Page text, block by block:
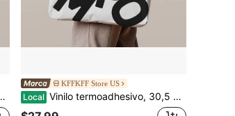
KFFKFF Store US
Local Vinilo termoadhesivo, 30,5 cm x 15,2 m, vinilo negro brillante para planchar, fácil de cortar y pelar, fuerte adherencia, compatible con máquinas de corte, para diversos materiales: camisetas, almohadas, gorras.